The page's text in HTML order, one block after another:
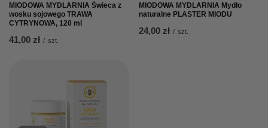
MIODOWA MYDLARNIA Świeca z
wosku sojowego TRAWA
CYTRYNOWA, 120 ml
41,00 zł / szt.
MIODOWA MYDLARNIA Mydło
naturalne PLASTER MIODU
24,00 zł / szt.